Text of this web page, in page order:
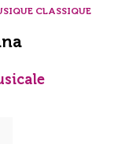
CLASSIQUE